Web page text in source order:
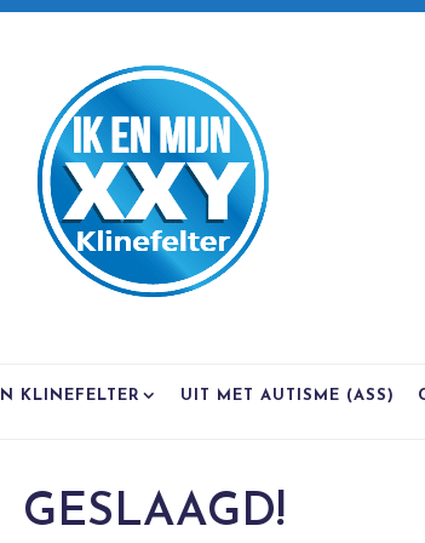
KLINEFELTER UIT MET AUTISME (ASS)
GESLAAGD!